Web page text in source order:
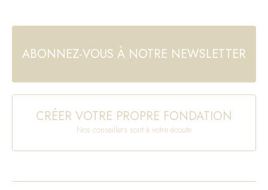
ABONNEZ-VOUS À NOTRE NEWSLETTER
CRÉER VOTRE PROPRE FONDATION
Nos conseillers sont à votre écoute